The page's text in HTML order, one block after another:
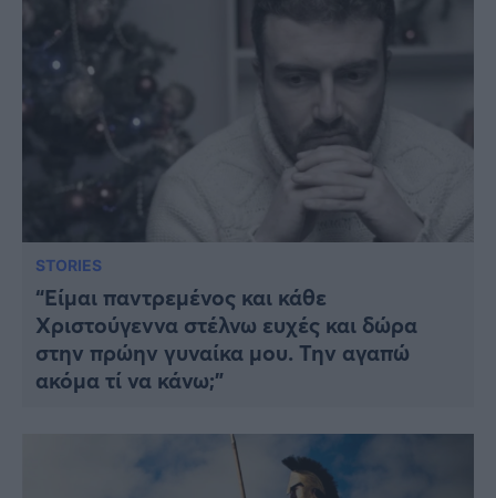
STORIES
“Είμαι παντρεμένος και κάθε
Χριστούγεννα στέλνω ευχές και δώρα
στην πρώην γυναίκα μου. Την αγαπώ
ακόμα τί να κάνω;”